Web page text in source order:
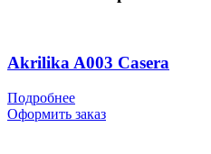
Akrilika A003 Casera
Подробнее
Оформить заказ